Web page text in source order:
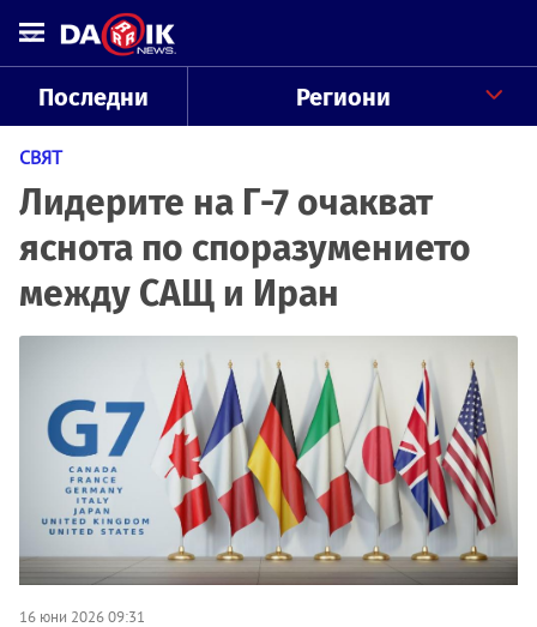
Последни Региони
СВЯТ
Лидерите на Г-7 очакват
яснота по споразумението
между САЩ и Иран
16 юни 2026 09:31